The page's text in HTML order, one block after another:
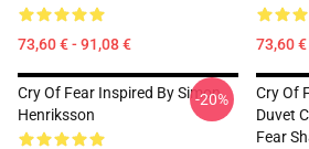
73,60 € - 91,08 € 73,60
Cry Of Fear Inspired By Simon
Henriksson
-20%
Cry Of
Duvet
Fear